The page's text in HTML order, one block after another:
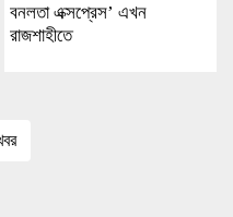
বনলতা এক্সপ্রেস’ এখন
রাজশাহীতে